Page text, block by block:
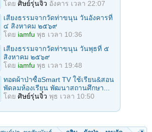
โดย ศิษย์รุ่นจิ๋ว อังคาร เวลา 22:07
เสียงธรรมจากวัดท่าขนุน วันอังคารที่
๔ สิงหาคม ๒๕๖๙
โดย iamfu พุธ เวลา 10:36
เสียงธรรมจากวัดท่าขนุน วันพุธที่ ๕
สิงหาคม ๒๕๖๙
โดย iamfu พุธ เวลา 19:48
ทอดผ้าป่าซื้อSmart TV ใช้เรียน&สอน
พัดลมห้องเรียน พัฒนาสถานศึกษา...
โดย ศิษย์รุ่นจิ๋ว พุธ เวลา 10:50